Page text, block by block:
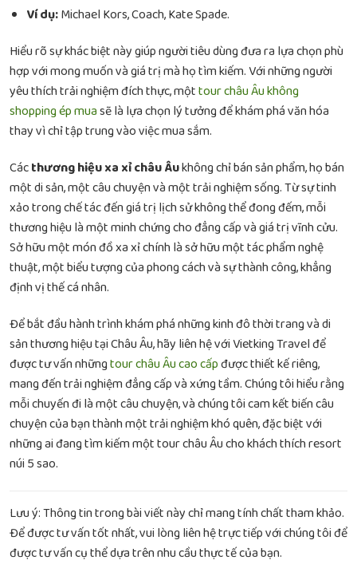
Ví dụ:Michael Kors, Coach, Kate Spade.
Hiểu rõ sự khác biệt này giúp người tiêu dùng đưa ra lựa chọn phù
hợp với mong muốn và giá trị mà họ tìm kiếm. Với những người
yêu thích trải nghiệm đích thực, mộttour châu Âu không
shopping ép muasẽ là lựa chọn lý tưởng để khám phá văn hóa
thay vì chỉ tập trung vào việc mua sắm.
Cácthương hiệu xa xỉ châu Âukhông chỉ bán sản phẩm, họ bán
một di sản, một câu chuyện và một trải nghiệm sống. Từ sự tinh
xảo trong chế tác đến giá trị lịch sử không thể đong đếm, mỗi
thương hiệu là một minh chứng cho đẳng cấp và giá trị vĩnh cửu.
Sở hữu một món đồ xa xỉ chính là sở hữu một tác phẩm nghệ
thuật, một biểu tượng của phong cách và sự thành công, khẳng
định vị thế cá nhân.
Để bắt đầu hành trình khám phá những kinh đô thời trang và di
sản thương hiệu tại Châu Âu, hãy liên hệ với Vietking Travel để
được tư vấn nhữngtour châu Âu cao cấpđược thiết kế riêng,
mang đến trải nghiệm đẳng cấp và xứng tầm. Chúng tôi hiểu rằng
mỗi chuyến đi là một câu chuyện, và chúng tôi cam kết biến câu
chuyện của bạn thành một trải nghiệm khó quên, đặc biệt với
những ai đang tìm kiếm mộttour châu Âu cho khách thích resort
núi 5 sao.
Lưu ý: Thông tin trong bài viết này chỉ mang tính chất tham khảo.
Để được tư vấn tốt nhất, vui lòng liên hệ trực tiếp với chúng tôi để
được tư vấn cụ thể dựa trên nhu cầu thực tế của bạn.